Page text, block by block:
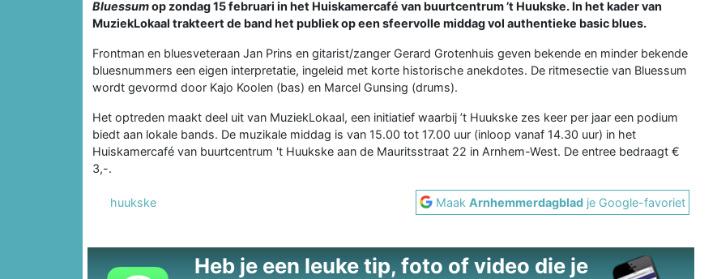
Bluessumop zondag 15 februari in het Huiskamercafé van buurtcentrum ’t Huukske. In het kader van
MuziekLokaal trakteert de band het publiek op een sfeervolle middag vol authentieke basic blues.
Frontman en bluesveteraan Jan Prins en gitarist/zanger Gerard Grotenhuis geven bekende en minder bekende
bluesnummers een eigen interpretatie, ingeleid met korte historische anekdotes. De ritmesectie van Bluessum
wordt gevormd door Kajo Koolen (bas) en Marcel Gunsing (drums).
Het optreden maakt deel uit van MuziekLokaal, een initiatief waarbij ’t Huukske zes keer per jaar een podium
biedt aan lokale bands. De muzikale middag is van 15.00 tot 17.00 uur (inloop vanaf 14.30 uur) in het
Huiskamercafé van buurtcentrum 't Huukske aan de Mauritsstraat 22 in Arnhem-West. De entree bedraagt €
3,-.
huukske MaakArnhemmerdagblad je Google-favoriet
Heb je een leuke tip, foto of video die je